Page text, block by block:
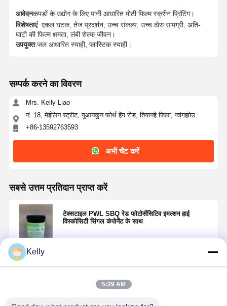
आवेदनकपड़ों के उद्योग के लिए पानी आधारित मोटी फिल्म स्क्रीन प्रिंटिंग।
विशेषताएं: एकल घटक, तेज प्रदर्शन, उच्च संकल्प, उच्च ठोस सामग्री, अति-
घाटी की फिल्म क्षमता, लंबी शेल्फ जीवन।
उपयुक्त:जल आधारित स्याही, प्लास्टिक स्याही।
सम्पर्क करने का विवरण
Mrs. Kelly Liao
नं. 18, मेईलिन स्ट्रीट, युआनकुन फोर्थ हेंग रोड, तियानहे जिला, ग्वांगझोउ
+86-13592763593
अभी चैट करें
सबसे उत्तम प्रतिदान प्राप्त करें
टेक्सटाइल PWL SBQ रेड फोटोसेंसिटिव इमल्शन हाई
विस्कोसिटी सिंगल कंपोनेंट के साथ
जारी रखें
Kelly
5:29 AM